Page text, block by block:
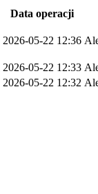
Data operacji
2026-05-22 12:36
2026-05-22 12:33
2026-05-22 12:32